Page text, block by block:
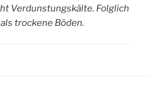
Verdunstungskälte. Folglich
trockene Böden.